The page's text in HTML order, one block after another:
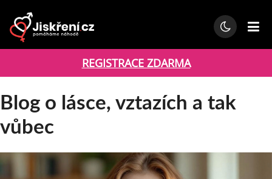
REGISTRACE ZDARMA
Blog o lásce, vztazích a tak
vůbec